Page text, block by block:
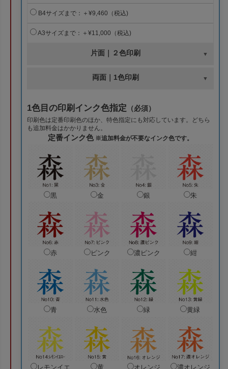
B4サイズまで：＋¥9,460（税込)
A3サイズまで：＋¥11,000（税込)
片面｜２色印刷
両面｜1色印刷
1色目の印刷インク色指定 （必須）
印刷色は定番印刷色のほか、特色指定にも対応しています。どちら
も追加料金はかかりません。
定番インク色※追加料金が不要なインク色です。
黒 金 銀 朱
赤 ピンク 濃ピンク 紺
青 水色 緑 黄緑
レモンイエ 黄 オレンジ 濃オレンジ